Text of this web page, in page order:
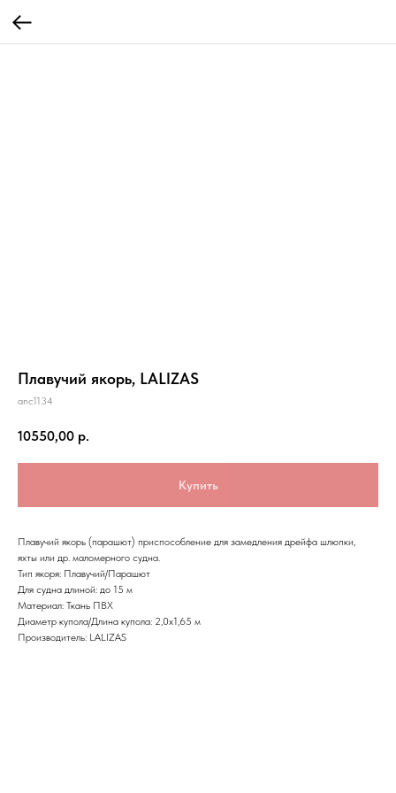
Плавучий якорь, LALIZAS
anc1134
10550,00 р.
Купить
Плавучий якорь (парашют) приспособление для замедления дрейфа шлюпки,
яхты или др. маломерного судна.
Тип якоря: Плавучий/Парашют
Для судна длиной: до 15 м
Материал: Ткань ПВХ
Диаметр купола/Длина купола: 2,0х1,65 м
Производитель: LALIZAS